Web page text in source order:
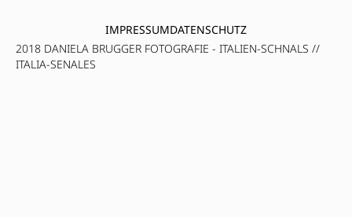
IMPRESSUMDATENSCHUTZ
2018 DANIELA BRUGGER FOTOGRAFIE - ITALIEN-SCHNALS //
ITALIA-SENALES